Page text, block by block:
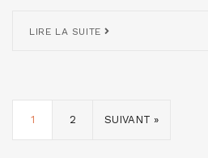
LIRE LA SUITE
1 2 SUIVANT »